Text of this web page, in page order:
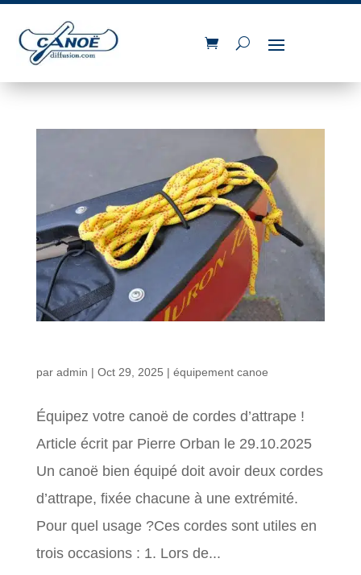
par admin | Oct 29, 2025 | équipement canoe
Équipez votre canoë de cordes d’attrape !
Article écrit par Pierre Orban le 29.10.2025
Un canoë bien équipé doit avoir deux cordes
d’attrape, fixée chacune à une extrémité.
Pour quel usage ?Ces cordes sont utiles en
trois occasions : 1. Lors de...